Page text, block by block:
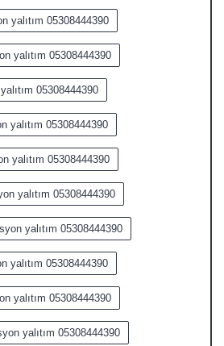
yalıtım 05308444390
yalıtım 05308444390
05308444390
yalıtım 05308444390
yalıtım 05308444390
yalıtım 05308444390
yalıtım 05308444390
yalıtım 05308444390
yalıtım 05308444390
yalıtım 05308444390